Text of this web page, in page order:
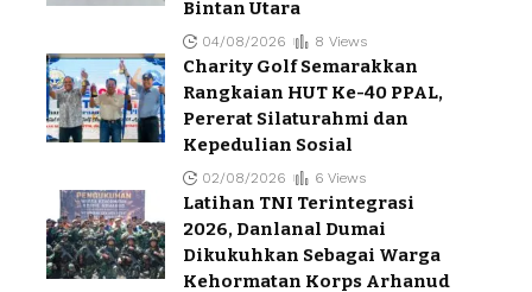
Bintan Utara
04/08/2026 8 Views
Charity Golf Semarakkan
Rangkaian HUT Ke-40 PPAL,
Pererat Silaturahmi dan
Kepedulian Sosial
02/08/2026 6 Views
Latihan TNI Terintegrasi
2026, Danlanal Dumai
Dikukuhkan Sebagai Warga
Kehormatan Korps Arhanud